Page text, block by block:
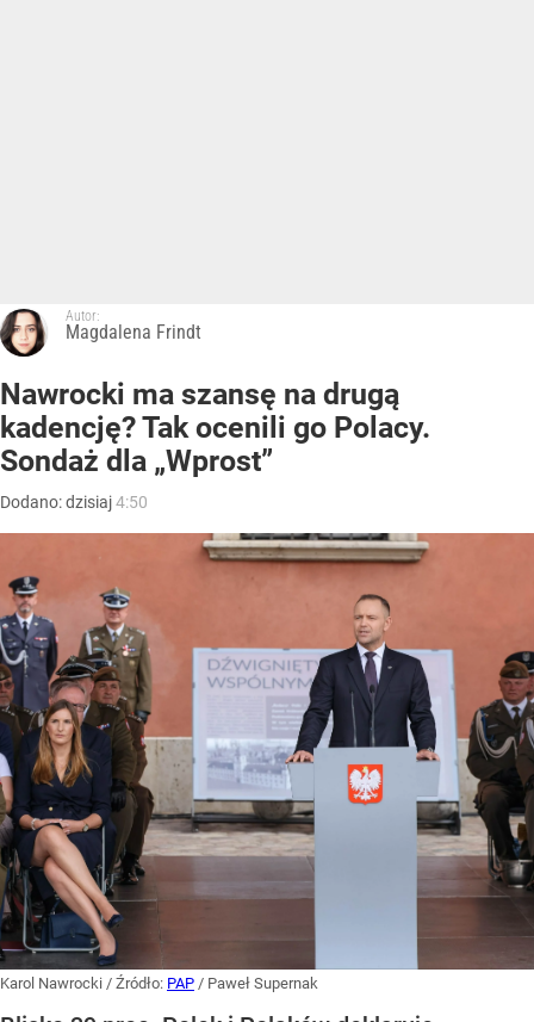
Autor:
Magdalena Frindt
Nawrocki ma szansę na drugą
kadencję? Tak ocenili go Polacy.
Sondaż dla „Wprost”
Dodano:dzisiaj4:50
Karol Nawrocki / Źródło: PAP / Paweł Supernak